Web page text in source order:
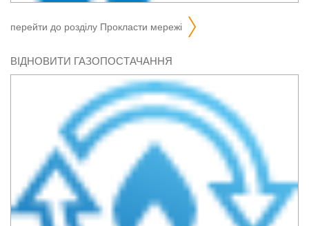
перейти до розділу прокласти мережі
ВІДНОВИТИ ГАЗОПОСТАЧАННЯ